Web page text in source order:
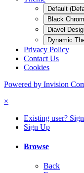
Default
Black
Diavel
Dynamic
Privacy Policy
Contact Us
Cookies
Powered by Invision
×
Existing user?
Sign Up
Browse
Back